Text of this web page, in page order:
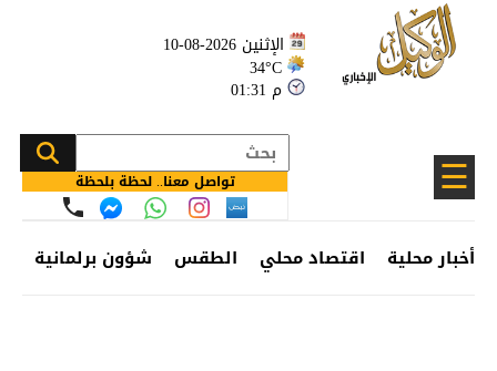
الإثنين 2026-08-10
34°C
01:31 م
☰ تواصل معنا.. لحظة بلحظة
أخبار محلية اقتصاد محلي الطقس شؤون برلمانية